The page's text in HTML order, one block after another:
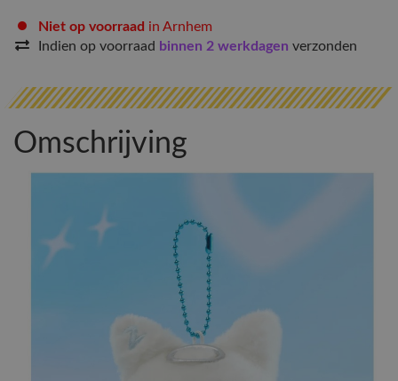
Niet op voorraad in Arnhem
Indien op voorraad binnen 2 werkdagen verzonden
Omschrijving